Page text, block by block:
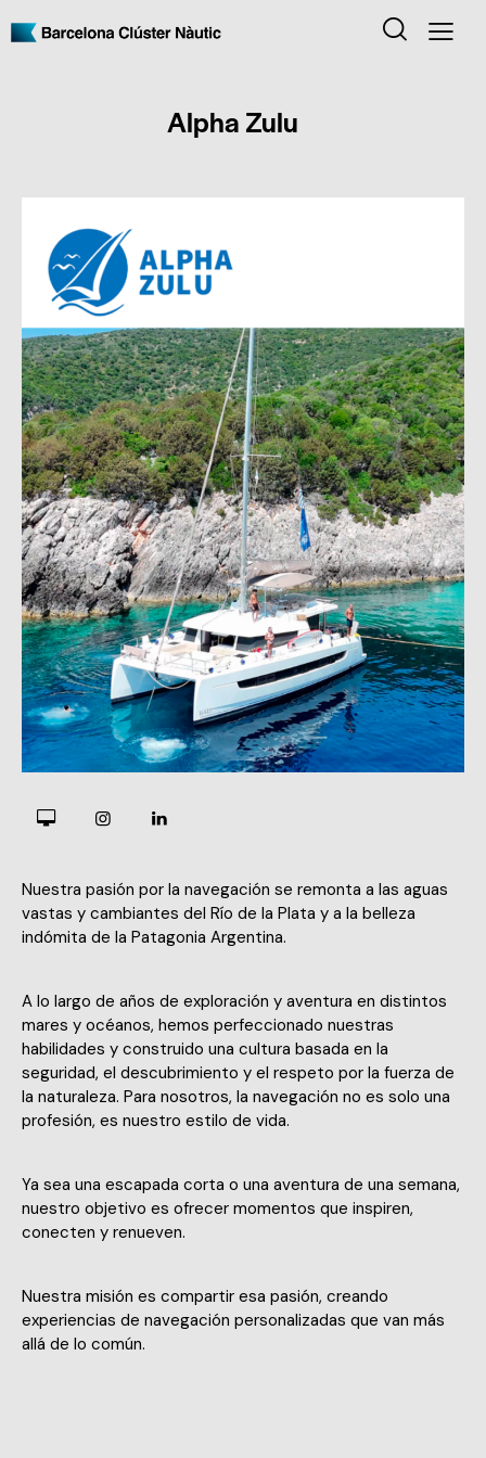
Alpha Zulu
Nuestra pasión por la navegación se remonta a las aguas
vastas y cambiantes del Río de la Plata y a la belleza
indómita de la Patagonia Argentina.
A lo largo de años de exploración y aventura en distintos
mares y océanos, hemos perfeccionado nuestras
habilidades y construido una cultura basada en la
seguridad, el descubrimiento y el respeto por la fuerza de
la naturaleza. Para nosotros, la navegación no es solo una
profesión, es nuestro estilo de vida.
Ya sea una escapada corta o una aventura de una semana,
nuestro objetivo es ofrecer momentos que inspiren,
conecten y renueven.
Nuestra misión es compartir esa pasión, creando
experiencias de navegación personalizadas que van más
allá de lo común.